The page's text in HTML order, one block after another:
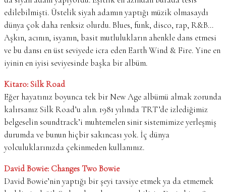
edilebilmişti. Üstelik siyah adamın yaptığı müzik olmasaydı
dünya çok daha renksiz olurdu. Blues, funk, disco, rap, R&B…
Aşkın, acının, isyanın, basit mutlulukların ahenkle dans etmesi
ve bu dansı en üst seviyede icra eden Earth Wind & Fire. Yine en
iyinin en iyisi seviyesinde başka bir albüm.
Kitaro: Silk Road
Eğer hayatınız boyunca tek bir New Age albümü almak zorunda
kalırsanız Silk Road’u alın. 1981 yılında TRT’de izlediğimiz
belgeselin soundtrack’i muhtemelen sinir sistemimize yerleşmiş
durumda ve bunun hiçbir sakıncası yok. İç dünya
yolculuklarınızda çekinmeden kullanınız.
David Bowie: Changes Two Bowie
David Bowie’nin yaptığı bir şeyi tavsiye etmek ya da etmemek